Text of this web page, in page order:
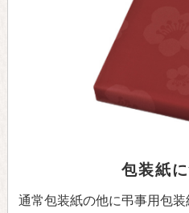
包装紙
通常包装紙の他に弔事用包装